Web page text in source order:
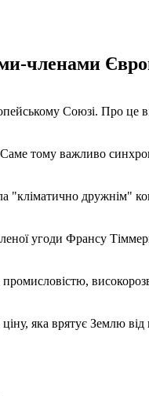
членами
Союзі. Про це
тому важливо
"кліматично дружнім"
угоди Франсу
яка врятує Землю від